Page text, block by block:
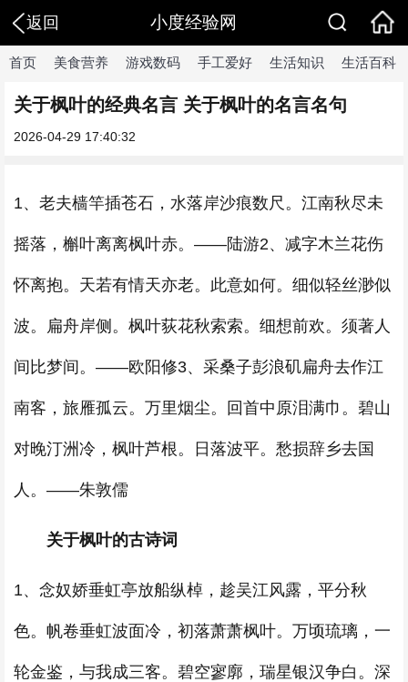
返回 小度经验网
首页 美食营养 游戏数码 手工爱好 生活知识 生活百科
关于枫叶的经典名言 关于枫叶的名言名句
2026-04-29 17:40:32
1、老夫樯竿插苍石，水落岸沙痕数尺。江南秋尽未
摇落，槲叶离离枫叶赤。——陆游2、减字木兰花伤
怀离抱。天若有情天亦老。此意如何。细似轻丝渺似
波。扁舟岸侧。枫叶荻花秋索索。细想前欢。须著人
间比梦间。——欧阳修3、采桑子彭浪矶扁舟去作江
南客，旅雁孤云。万里烟尘。回首中原泪满巾。碧山
对晚汀洲冷，枫叶芦根。日落波平。愁损辞乡去国
人。——朱敦儒
关于枫叶的古诗词
1、念奴娇垂虹亭放船纵棹，趁吴江风露，平分秋
色。帆卷垂虹波面冷，初落萧萧枫叶。万顷琉璃，一
轮金鉴，与我成三客。碧空寥廓，瑞星银汉争白。深